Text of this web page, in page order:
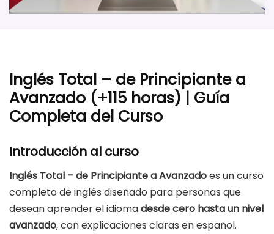
Inglés Total – de Principiante a
Avanzado (+115 horas) | Guía
Completa del Curso
Introducción al curso
Inglés Total – de Principiante a Avanzadoes un curso
completo de inglés diseñado para personas que
desean aprender el idiomadesde cero hasta un nivel
avanzado, con explicaciones claras en español.